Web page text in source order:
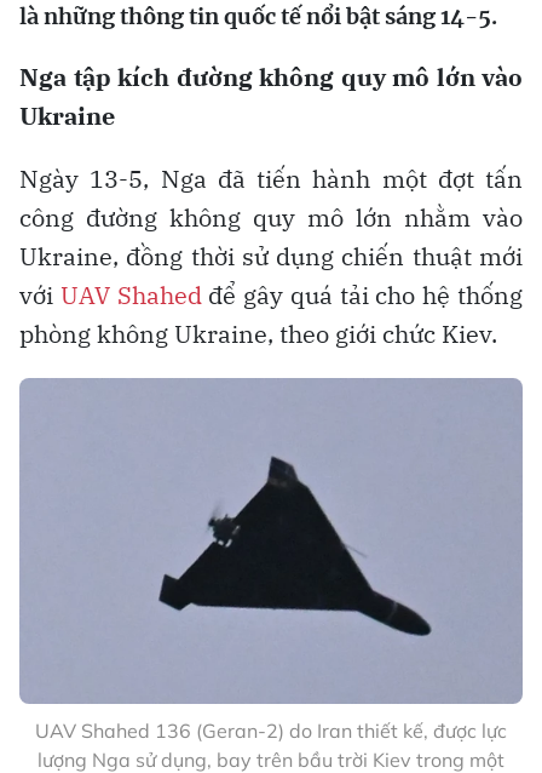
là những thông tin quốc tế nổi bật sáng 14-5.
Nga tập kích đường không quy mô lớn vào
Ukraine
Ngày 13-5, Nga đã tiến hành một đợt tấn
công đường không quy mô lớn nhằm vào
Ukraine, đồng thời sử dụng chiến thuật mới
với UAV Shahedđể gây quá tải cho hệ thống
phòng không Ukraine, theo giới chức Kiev.
UAV Shahed 136 (Geran-2) do Iran thiết kế, được lực
lượng Nga sử dụng, bay trên bầu trời Kiev trong một